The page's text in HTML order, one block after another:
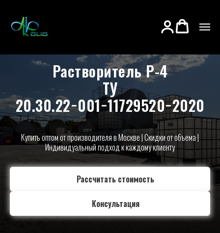
Растворитель Р-4
ТУ
20.30.22−001−11729520−2020
Купить оптом от производителя в Москве | Скидки от объема |
Индивидуальный подход к каждому клиенту
Рассчитать стоимость
Консультация